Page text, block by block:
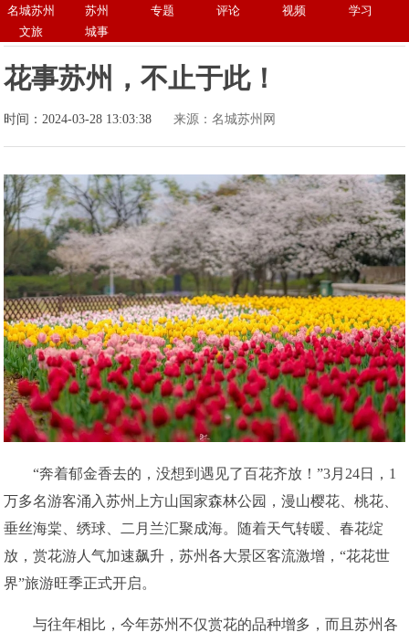
名城苏州 苏州 专题 评论 视频
学习
文旅
城事
花事苏州，不止于此！
时间：2024-03-28 13:03:38 来源：名城苏州网
“奔着郁金香去的，没想到遇见了百花齐放！”3月24日，1
万多名游客涌入苏州上方山国家森林公园，漫山樱花、桃花、
垂丝海棠、绣球、二月兰汇聚成海。随着天气转暖、春花绽
放，赏花游人气加速飙升，苏州各大景区客流激增，“花花世
界”旅游旺季正式开启。
与往年相比，今年苏州不仅赏花的品种增多，而且苏州各